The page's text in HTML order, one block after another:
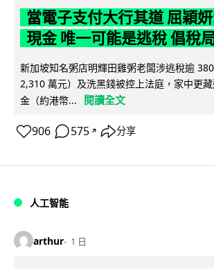
當電子支付大行其道 屈穎
現金 唯一可能是逃稅 倡稅
新加坡知名粥店明輝田雞粥老闆涉逃稅逾
2,310 萬元）及洗黑錢被控上法庭，家中更
金（約港幣...
閱讀全文
906 575 ↗ 分享
人工智能
arthur 1 日